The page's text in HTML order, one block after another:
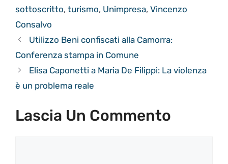
sottoscritto, turismo, Unimpresa, Vincenzo
Consalvo
Utilizzo Beni confiscati alla Camorra:
Conferenza stampa in Comune
Elisa Caponetti a Maria De Filippi: La violenza
è un problema reale
Lascia Un Commento